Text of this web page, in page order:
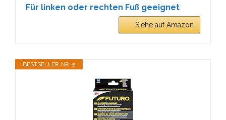
Für linken oder rechten Fuß geeignet
Siehe auf Amazon
BESTSELLER NR. 5